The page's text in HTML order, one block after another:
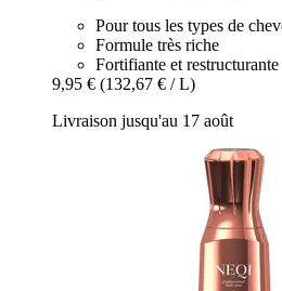
Pour tous les types de
Formule très riche
Fortifiante et restructurante
9,95 € (132,67 € / L)
Livraison jusqu'au 17 août